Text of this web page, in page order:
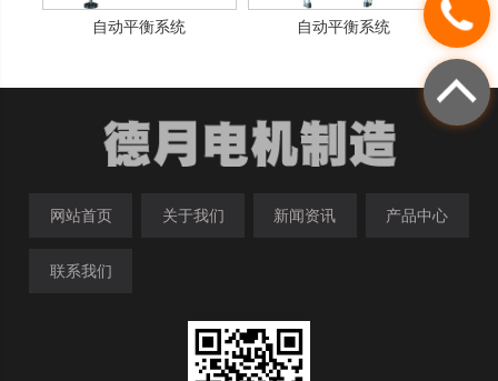
自动平衡系统 自动平衡系统
网站首页 关于我们 新闻资讯 产品中心
联系我们